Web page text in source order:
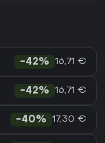
-42% 16,71 €
-42% 16,71 €
-40% 17,30 €